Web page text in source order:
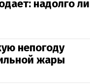
надолго ли
непогоду
жары